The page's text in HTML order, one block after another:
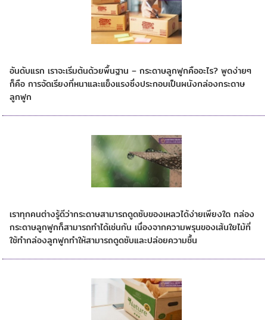
อันดับแรก เราจะเริ่มต้นด้วยพื้นฐาน – กระดาษลูกฟูกคืออะไร? พูดง่ายๆ
ก็คือ การจัดเรียงที่หนาและแข็งแรงซึ่งประกอบเป็นผนังกล่องกระดาษ
ลูกฟูก
เราทุกคนต่างรู้ดีว่ากระดาษสามารถดูดซับของเหลวได้ง่ายเพียงใด กล่อง
กระดาษลูกฟูกก็สามารถทำได้เช่นกัน เนื่องจากความพรุนของเส้นใยไม้ที่
ใช้ทำกล่องลูกฟูกทำให้สามารถดูดซับและปล่อยความชื้น